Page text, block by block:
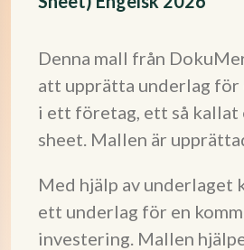
Denna mall från
att upprätta underlag för
i ett företag, ett så
sheet. Mallen är
Med hjälp av underlaget
ett underlag för en
investering. Mallen